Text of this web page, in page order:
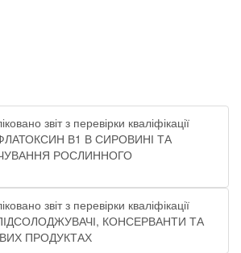
звіт з перевірки кваліфікації
В1 В СИРОВИНІ ТА
РОСЛИННОГО
звіт з перевірки кваліфікації
ПІДСОЛОДЖУВАЧІ, КОНСЕРВАНТИ ТА
ПРОДУКТАХ